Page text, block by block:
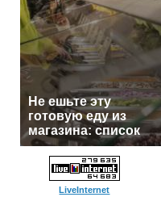
Не ешьте эту
готовую еду из
магазина: список
LiveInternet